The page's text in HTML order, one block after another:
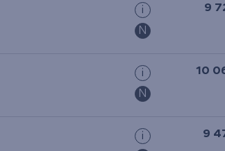
i
N
9
i
N
10
i
9